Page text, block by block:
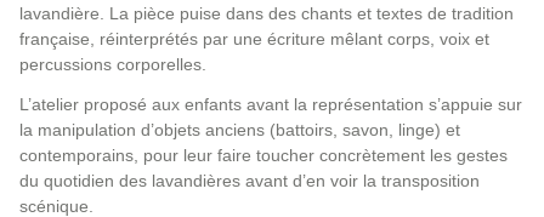
lavandière. La pièce puise dans des chants et textes de tradition
française, réinterprétés par une écriture mêlant corps, voix et
percussions corporelles.
L’atelier proposé aux enfants avant la représentation s’appuie sur
la manipulation d’objets anciens (battoirs, savon, linge) et
contemporains, pour leur faire toucher concrètement les gestes
du quotidien des lavandières avant d’en voir la transposition
scénique.